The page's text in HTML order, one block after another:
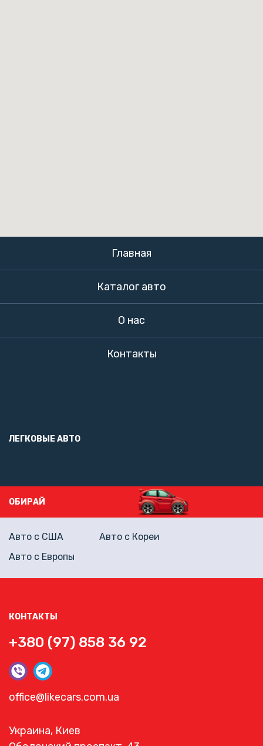
Главная
Каталог авто
О нас
Контакты
ЛЕГКОВЫЕ АВТО
КОНТАКТЫ
+380 (97) 858 36 92
office@likecars.com.ua
Украина, Киев
ОБИРАЙ
Авто с США
Авто с Кореи
Авто с Европы